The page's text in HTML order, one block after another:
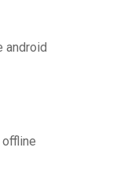
android